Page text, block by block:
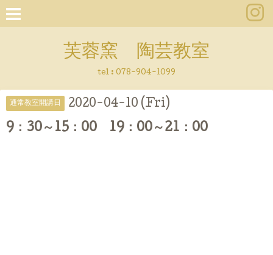
芙蓉窯 陶芸教室
tel : 078-904-1099
通常教室開講日 2020-04-10 (Fri)
9：30～15：00 19：00～21：00